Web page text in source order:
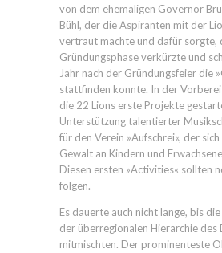
von dem ehemaligen Governor
Bühl, der die Aspiranten mit der
vertraut machte und dafür sorgte,
Gründungsphase verkürzte und
Jahr nach der Gründungsfeier die
stattfinden konnte. In der
die 22 Lions erste Projekte
Unterstützung talentierter
für den Verein »Aufschrei«, der
Gewalt an Kindern und
Diesen ersten »Activities« sollten
folgen.
Es dauerte auch nicht lange, bis
der überregionalen Hierarchie
mitmischten. Der prominenteste